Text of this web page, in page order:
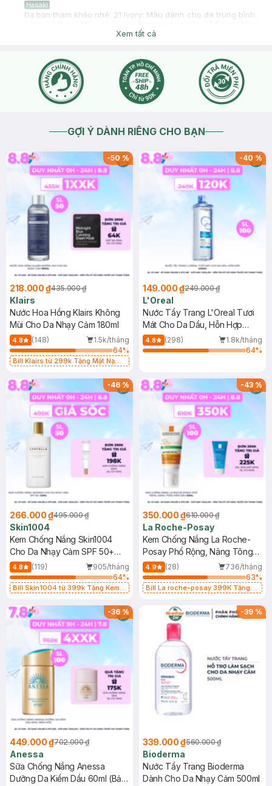
Hasaki
Dạ bạn tham khảo nhé: 21 Ivory: Màu dành cho da trung bình
dành cho tông da hơi ngămXem tất cả
GỢI Ý DÀNH RIÊNG CHO BẠN
-50%
218.000 ₫435.000 ₫
Klairs
Nước Hoa Hồng Klairs Không
Mùi Cho Da Nhạy Cảm 180ml
4.8 (148)
1.5k/tháng
64%
Bill Klairs từ 299k Tặng Mặt Nạ
25ml (SL Có Hạn)
-40%
149.000 ₫249.000 ₫
L'Oreal
Nước Tẩy Trang L'Oreal Tươi
Mát Cho Da Dầu, Hỗn Hợp
400ml
4.8 (298)
1.8k/tháng
64%
-46%
266.000 ₫495.000 ₫
Skin1004
Kem Chống Nắng Skin1004
Cho Da Nhạy Cảm SPF 50+
50ml
4.8 (119)
905/tháng
64%
Bill Skin1004 từ 399k Tặng Kem
SPF 50+ 20ml (SL Có Hạn)
-43%
350.000 ₫610.000 ₫
La Roche-Posay
Kem Chống Nắng La Roche-
Posay Phổ Rộng, Nâng Tông
Kiềm Dầu 50ml
4.9 (28)
736/tháng
63%
Bill La roche-posay 399K Tặng
(SL có hạn)
-36%
449.000 ₫702.000 ₫
Anessa
Sữa Chống Nắng Anessa
Dưỡng Da Kiềm Dầu 60ml (Bản
-39 %
339.000 ₫560.000 ₫
Bioderma
Nước Tẩy Trang Bioderma
Dành Cho Da Nhạy Cảm 500ml